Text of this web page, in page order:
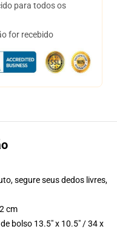
para todos os
for recebido
segure seus dedos livres,
cm
bolso 13.5" x 10.5" / 34 x